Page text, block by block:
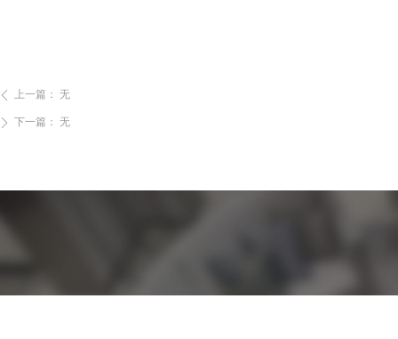
ꄴ 上一篇： 无
ꄲ 下一篇： 无